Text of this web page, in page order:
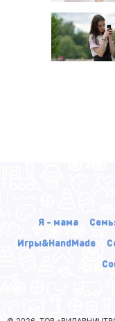
Я - мама
Игры&HandMade